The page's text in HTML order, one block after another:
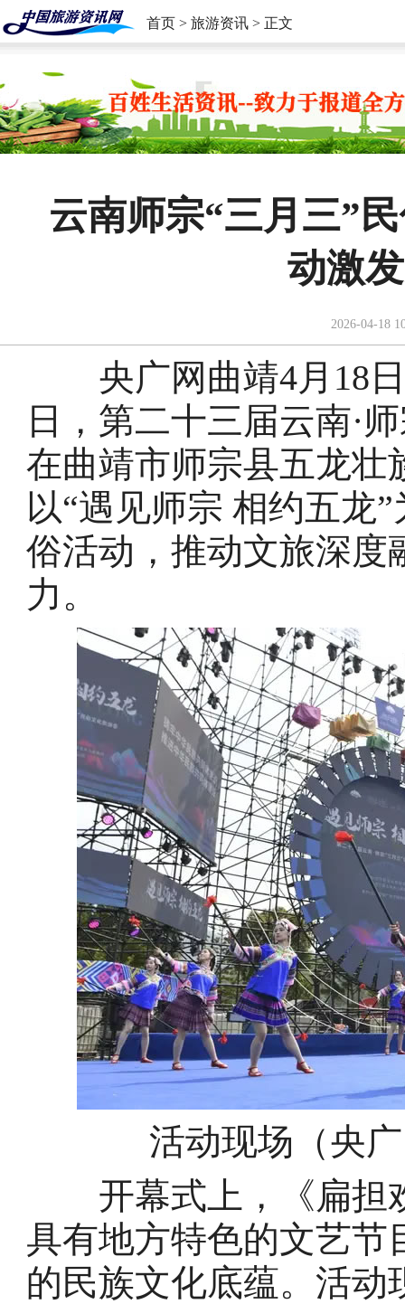
首页 > 旅游资讯 > 正文
云南师宗“三月三”
动激
2026-04-18
央广网曲靖4月18日
日，第二十三届云南·
在曲靖市师宗县五龙壮
以“遇见师宗 相约五龙
俗活动，推动文旅深度
力。
活动现场（央
开幕式上，《扁担
具有地方特色的文艺节
的民族文化底蕴。活